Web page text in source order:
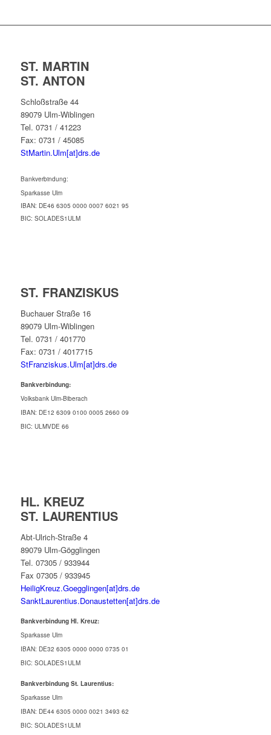
ST. MARTIN
ST. ANTON
Schloßstraße 44
89079 Ulm-Wiblingen
Tel. 0731 / 41223
Fax: 0731 / 45085
StMartin.Ulm[at]drs.de
Bankverbindung:
Sparkasse Ulm
IBAN: DE46 6305 0000 0007 6021 95
BIC: SOLADES1ULM
ST. FRANZISKUS
Buchauer Straße 16
89079 Ulm-Wiblingen
Tel. 0731 / 401770
Fax: 0731 / 4017715
StFranziskus.Ulm[at]drs.de
Bankverbindung:
Volksbank Ulm-Biberach
IBAN: DE12 6309 0100 0005 2660 09
BIC: ULMVDE 66
HL. KREUZ
ST. LAURENTIUS
Abt-Ulrich-Straße 4
89079 Ulm-Gögglingen
Tel. 07305 / 933944
Fax 07305 / 933945
HeiligKreuz.Goegglingen[at]drs.de
SanktLaurentius.Donaustetten[at]drs.de
Bankverbindung Hl. Kreuz:
Sparkasse Ulm
IBAN: DE32 6305 0000 0000 0735 01
BIC: SOLADES1ULM
Bankverbindung St. Laurentius:
Sparkasse Ulm
IBAN: DE44 6305 0000 0021 3493 62
BIC: SOLADES1ULM